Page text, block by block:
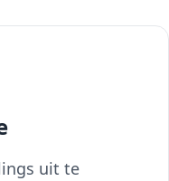
uit te